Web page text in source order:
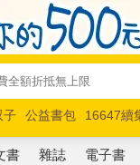
子 公益書包 16647續
作 馬斯克 玩具總動員
書 雜誌 電子書